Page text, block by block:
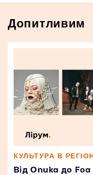
Допитливим
КУЛЬТУРА В
Від Onuka до